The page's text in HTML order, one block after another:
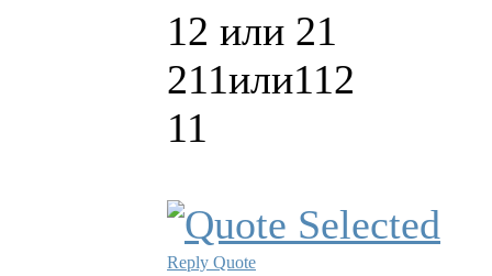
12 или 21
211или112
11
Reply Quote